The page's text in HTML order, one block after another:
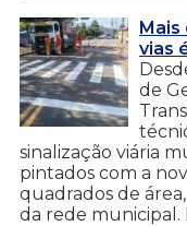
Mais
vias
de
sinalização viária
pintados com a
quadrados de
da rede municipal.